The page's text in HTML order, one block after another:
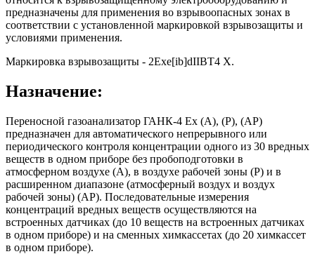
предназначены для применения во взрывоопасных зонах в
соответствии с установленной маркировкой взрывозащиты и
условиями применения.
Маркировка взрывозащиты - 2Ехе[ib]dIIBT4 X.
Назначение:
Переносной газоанализатор ГАНК-4 Ех (А), (Р), (АР)
предназначен для автоматического непрерывного или
периодического контроля концентрации одного из 30 вредных
веществ в одном приборе без пробоподготовки в
атмосферном воздухе (А), в воздухе рабочей зоны (Р) и в
расширенном диапазоне (атмосферный воздух и воздух
рабочей зоны) (АР). Последовательные измерения
концентраций вредных веществ осуществляются на
встроенных датчиках (до 10 веществ на встроенных датчиках
в одном приборе) и на сменных химкассетах (до 20 химкассет
в одном приборе).